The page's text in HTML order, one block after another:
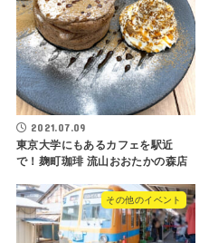
2021.07.09
東京大学にもあるカフェを駅近
で！麹町珈琲 流山おおたかの森店
その他のイベント